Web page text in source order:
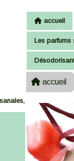
accueil
Les parfums
accueil